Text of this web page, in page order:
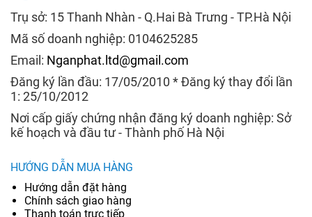
Trụ sở: 15 Thanh Nhàn - Q.Hai Bà Trưng - TP.Hà Nội
Mã số doanh nghiệp: 0104625285
Email: Nganphat.ltd@gmail.com
Đăng ký lần đầu: 17/05/2010 * Đăng ký thay đổi lần
1: 25/10/2012
Nơi cấp giấy chứng nhận đăng ký doanh nghiệp: Sở
kế hoạch và đầu tư - Thành phố Hà Nội
HƯỚNG DẪN MUA HÀNG
Hướng dẫn đặt hàng
Chính sách giao hàng
Thanh toán trực tiếp